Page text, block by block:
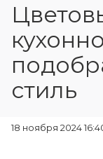
стиль
18 ноября 2024